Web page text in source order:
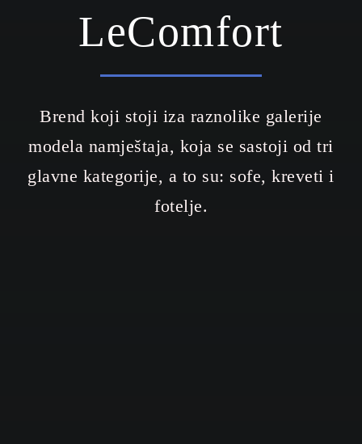
LeComfort
Brend koji stoji iza raznolike galerije
modela namještaja, koja se sastoji od tri
glavne kategorije, a to su: sofe, kreveti i
fotelje.